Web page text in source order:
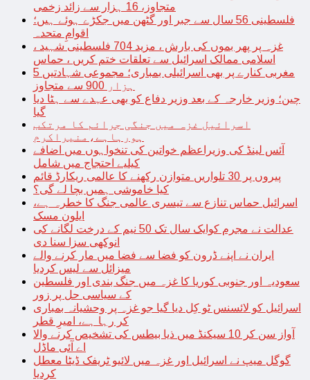
متجاوز، 16 ہزار سے زائد زخمی
فلسطینی 56 سال سے جبر اور گٹھن میں جکڑے ہوئے ہیں؛
اقوامِ متحدہ
غزہ پر پھر بموں کی بارش ، مزید 704 فلسطینی شہید ،
اسلامی ممالک اسرائیل سے تعلقات ختم کریں ، حماس
مغربی کنارے پر بھی اسرائیلی بمباری؛ مجموعی شہادتیں 5
ہزار 900 سے متجاوز
چین؛ وزیر خارجہ کے بعد وزیر دفاع کو بھی عہدے سے ہٹا دیا
گیا
اسرائیل غزہ میں جنگی جرائم کا مرتکب
ہورہاہے،منیراکرم
آئس لینڈ کی وزیراعظم خواتین کی تنخواہوں میں اضافے
کیلیے احتجاج میں شامل
پیروں پر 30 تلواریں متوازن رکھنے کا عالمی ریکارڈ قائم
کیا خاموشی ہمیں بچا لے گی؟
اسرائیل حماس تنازع سے تیسری عالمی جنگ کا خطرہ ہے،
ایلون مسک
عدالت نے مجرم کوایک سال تک 50 نیم کے درخت لگانے کی
انوکھی سزا سنا دی
ایران نے اپنے ڈرون کو فضا سے فضا میں مار کرنے والے
میزائل سے لیس کردیا
سعودیہ اور جنوبی کوریا کا غزہ میں جنگ بندی اور فلسطین
کے سیاسی حل پر زور
اسرائیل کو لائسنس ٹو کِل دیا گیا جو غزہ پر وحشیانہ بمباری
کر رہا ہے، امیرِ قطر
آواز سن کر 10 سیکنڈ میں ذیا بیطس کی تشخیص کرنے والا
اے آئی ماڈل
گوگل میپ نے اسرائیل اور غزہ میں لائیو ٹریفک ڈیٹا معطل
کردیا